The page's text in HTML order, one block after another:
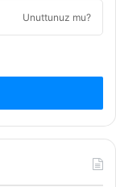
Unuttunuz mu?